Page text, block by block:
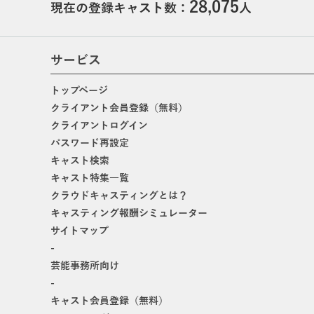
現在の登録キャスト数： 28,075人
サービス
トップページ
クライアント会員登録（無料）
クライアントログイン
パスワード再設定
キャスト検索
キャスト特集一覧
クラウドキャスティングとは？
キャスティング報酬シミュレーター
サイトマップ
-
芸能事務所向け
-
キャスト会員登録（無料）